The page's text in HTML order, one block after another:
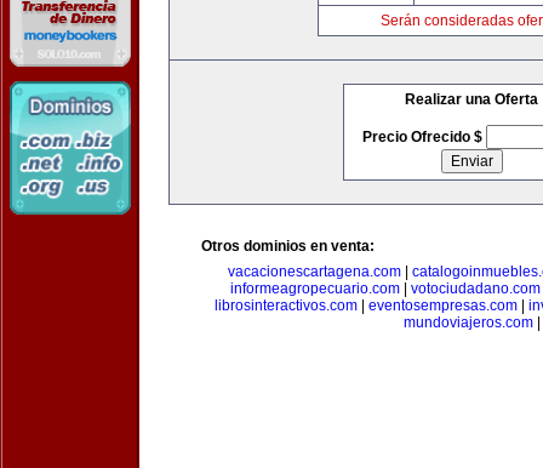
Serán consideradas
Realizar una Oferta
Precio Ofrecido $
Otros dominios en venta:
vacacionescartagena.com
informeagropecuario.com| votociudadano.com
librosinteractivos.com| eventosempresas.com|
mundoviajeros.com|